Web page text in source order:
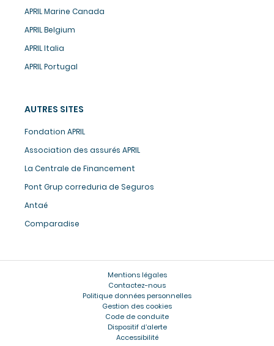
APRIL Marine Canada
APRIL Belgium
APRIL Italia
APRIL Portugal
AUTRES SITES
Fondation APRIL
Association des assurés APRIL
La Centrale de Financement
Pont Grup correduria de Seguros
Antaé
Comparadise
Mentions légales
Contactez-nous
Politique données personnelles
Gestion des cookies
Code de conduite
Dispositif d’alerte
Accessibilité